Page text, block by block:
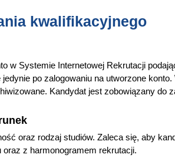
kwalifikacyjnego
w Systemie Internetowej Rekrutacji
po zalogowaniu na utworzone
Kandydat jest zobowiązany do
oraz rodzaj studiów. Zaleca się, aby
z harmonogramem rekrutacji.